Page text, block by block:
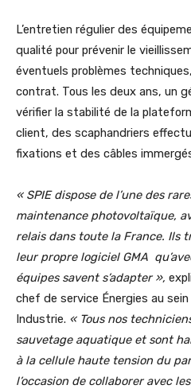
L’entretien régulier des
qualité pour prévenir le
éventuels problèmes
contrat. Tous les deux ans, un
vérifier la stabilité de la
client, des scaphandriers
fixations et des câbles
« SPIE dispose de l’une des
maintenance photovoltaïque,
relais dans toute la France. Ils
leur propre logiciel GMA
équipes savent s’adapter »,
chef de service Énergies au
Industrie. « Tous nos
sauvetage aquatique et sont
à la cellule haute tension du
l’occasion de collaborer avec